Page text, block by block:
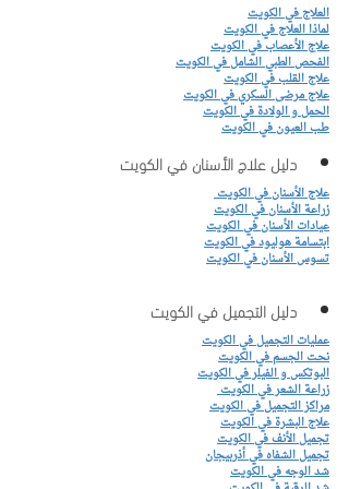
العلاج في الكويت
لماذا العلاج في الكويت
علاج الأعصاب في الكويت
الفحص الطبي الشامل في الكويت
علاج القلب في الكويت
علاج مرضى السكري في الكويت
الحمل و الولادة في الكويت
طب العيون في الكويت
دليل علاج الأسنان في الكويت
علاج الأسنان في الكويت
زراعة الأسنان في الكويت
عيادات الأسنان في الكويت
ابتسامة هوليود في الكويت
تسوس الأسنان في الكويت
دليل التجميل في الكويت
عمليات التجميل في الكويت
نحت الجسم في الكويت
البوتكس و الفيلر في الكويت
زراعة الشعر في الكويت
مراكز التجميل في الكويت
علاج البشرة في الكويت
تجميل الأنف في الكويت
تجميل الشفاه في أذربيجان
شد الوجه في الكويت